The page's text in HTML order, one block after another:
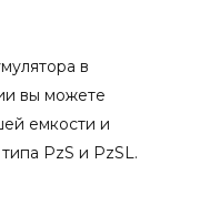
в
вы можете
емкости и
PzS и PzSL.